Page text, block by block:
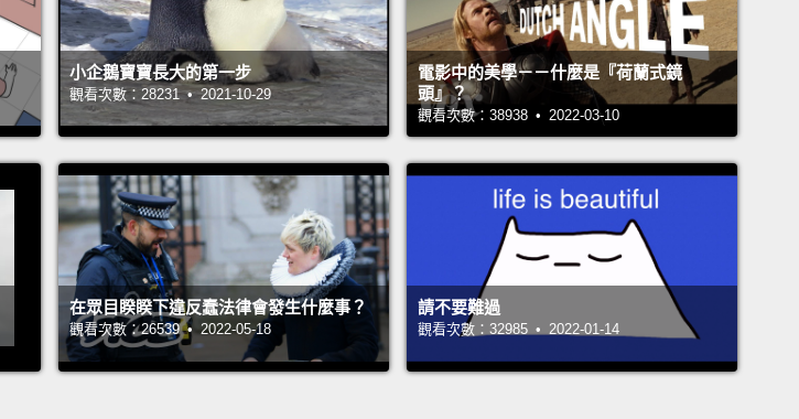
小企鵝寶寶長大的第一步
觀看次數：28231 • 2021-10-29
電影中的美學－－什麼是『荷蘭式鏡
頭』？
觀看次數：38938 • 2022-03-10
在眾目睽睽下違反蠢法律會發生什麼事？
觀看次數：26539 • 2022-05-18
請不要難過
觀看次數：32985 • 2022-01-14